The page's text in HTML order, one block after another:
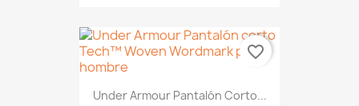
Under Armour Pantalón Corto...
favorite_border